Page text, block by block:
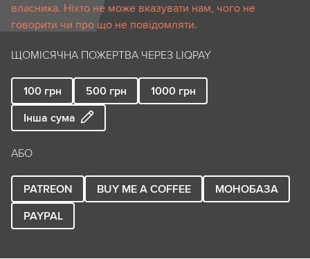
власника. Ніхто не може вказувати нам, чого не
говорити чи про що не повідомляти.
ЩОМІСЯЧНА ПОЖЕРТВА ЧЕРЕЗ LIQPAY
100 грн 500 грн 1000 грн
Інша сума
АБО
PATREON BUY ME A COFFEE
МОНОБАЗА
PAYPAL